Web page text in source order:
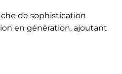
de sophistication
en génération, ajoutant